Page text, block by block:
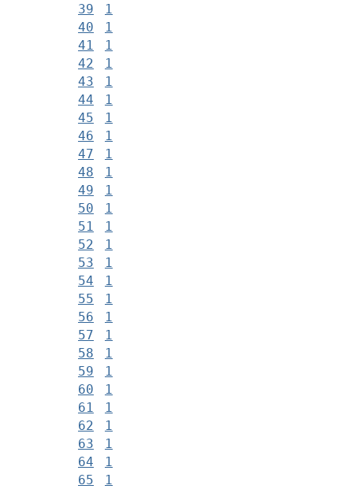
39
1
40
1
41
1
42
1
43
1
44
1
45
1
46
1
47
1
48
1
49
1
50
1
51
1
52
1
53
1
54
1
55
1
56
1
57
1
58
1
59
1
60
1
61
1
62
1
63
1
64
1
65
1